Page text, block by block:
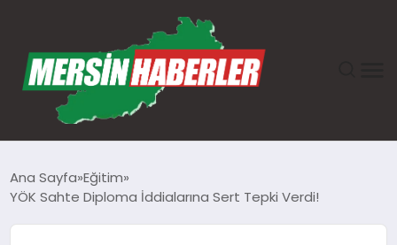
Ana Sayfa Eğitim
YÖK Sahte Diploma İddialarına Sert Tepki Verdi!